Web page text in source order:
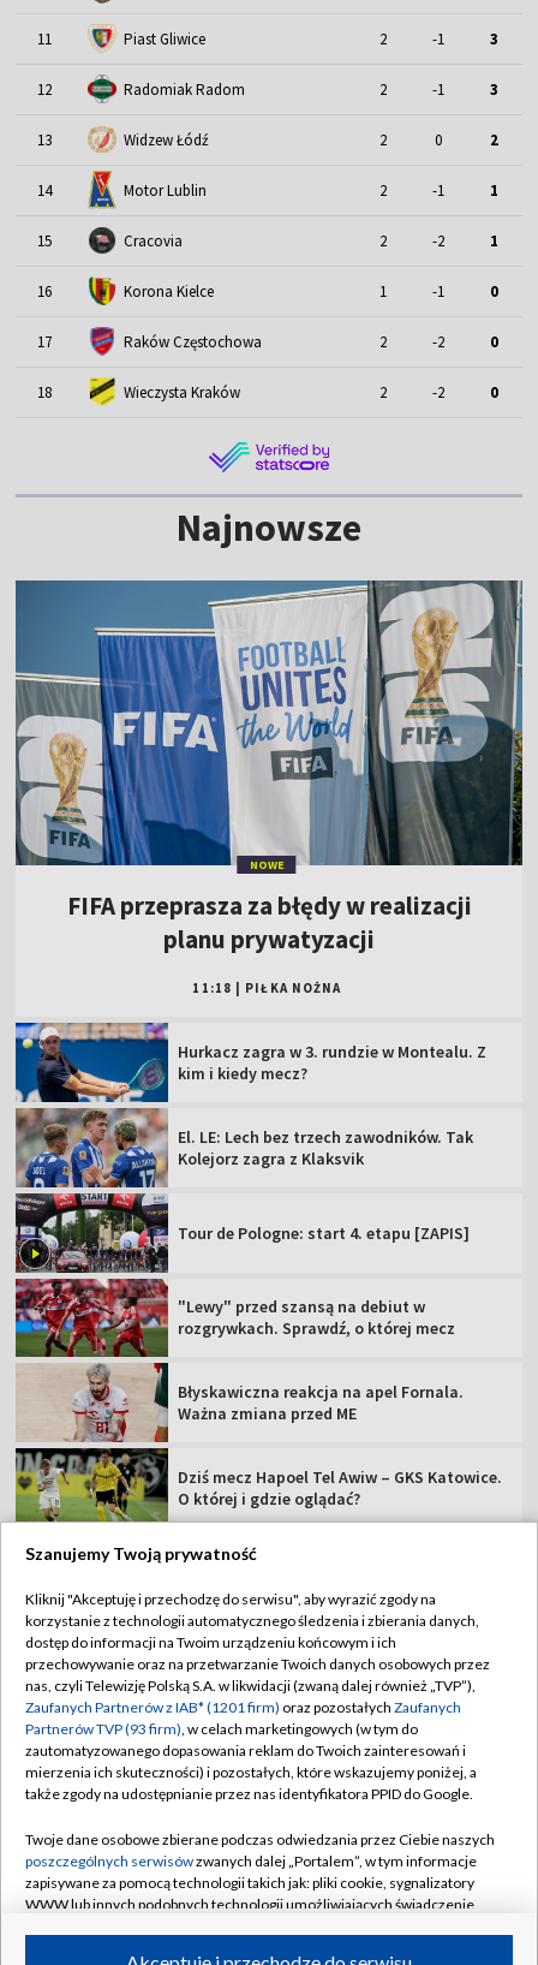
11 Piast Gliwice 2 -1 3
12 Radomiak Radom 2 -1 3
13 Widzew Łódź 2 0 2
14 Motor Lublin 2 -1 1
15 Cracovia 2 -2 1
16 Korona Kielce 1 -1 0
17 Raków Częstochowa 2 -2 0
18 Wieczysta Kraków 2 -2 0
Najnowsze
NOWE
FIFA przeprasza za błędy w realizacji
planu prywatyzacji
11:18 PIŁKA NOŻNA
Hurkacz zagra w 3. rundzie w Montealu. Z
kim i kiedy mecz?
El. LE: Lech bez trzech zawodników. Tak
Kolejorz zagra z Klaksvik
Tour de Pologne: start 4. etapu [ZAPIS]
"Lewy" przed szansą na debiut w
rozgrywkach. Sprawdź, o której mecz
Błyskawiczna reakcja na apel Fornala.
Ważna zmiana przed ME
Dziś mecz Hapoel Tel Awiw – GKS Katowice.
O której i gdzie oglądać?
TVP
Abonament TVP
Sklep TVP
Biuro Reklamy
Oferta Handlowa
Emisja w TVP
Rada Programowa
Ogłoszenia przetargowe
Regulamin TVP
Polityka prywatności
Moje zgody
Biuro reklamy
Kanały
©2026 Telewizja Polska Spółka Akcyjna w likwidacji
Szanujemy Twoją prywatność
Kliknij "Akceptuję i przechodzę do serwisu", aby wyrazić zgody na
korzystanie z technologii automatycznego śledzenia i zbierania danych,
dostęp do informacji na Twoim urządzeniu końcowym i ich
przechowywanie oraz na przetwarzanie Twoich danych osobowych przez
nas, czyli Telewizję Polską S.A. w likwidacji (zwaną dalej również „TVP”),
Zaufanych Partnerów z IAB* (1201 firm) oraz pozostałych Zaufanych
Partnerów TVP (93 firm), w celach marketingowych (w tym do
zautomatyzowanego dopasowania reklam do Twoich zainteresowań i
mierzenia ich skuteczności) i pozostałych, które wskazujemy poniżej, a
także zgody na udostępnianie przez nas identyfikatora PPID do Google.
Twoje dane osobowe zbierane podczas odwiedzania przez Ciebie naszych
poszczególnych serwisówzwanych dalej „Portalem”, w tym informacje
zapisywane za pomocą technologii takich jak: pliki cookie, sygnalizatory
WWW lub innych podobnych technologii umożliwiających świadczenie